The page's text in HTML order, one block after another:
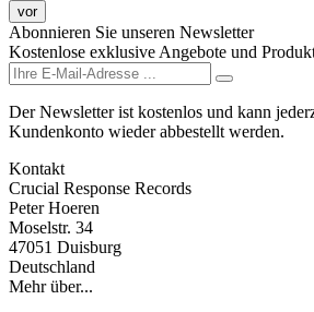
vor
Abonnieren Sie unseren Newsletter
Kostenlose exklusive Angebote und
Der Newsletter ist kostenlos und kann
Kundenkonto wieder abbestellt werden.
Kontakt
Crucial Response Records
Peter Hoeren
Moselstr. 34
47051 Duisburg
Deutschland
Mehr über...